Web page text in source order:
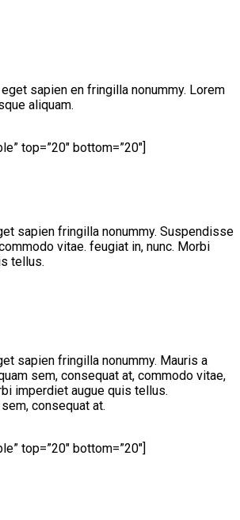
sapien en fringilla nonummy. Lorem
aliquam.
top=”20″ bottom=”20″]
sapien fringilla nonummy. Suspendisse
vitae. feugiat in, nunc. Morbi
tellus.
sapien fringilla nonummy. Mauris a
sem, consequat at, commodo vitae,
imperdiet augue quis tellus.
consequat at.
top=”20″ bottom=”20″]